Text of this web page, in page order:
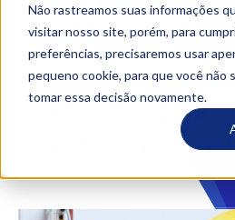
Não rastreamos suas informações
visitar nosso site, porém, para
preferências, precisaremos usar
pequeno cookie, para que você não
tomar essa decisão novamente.
Controle e
definitivo
destacar